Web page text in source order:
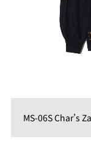
MS-06S Char’s